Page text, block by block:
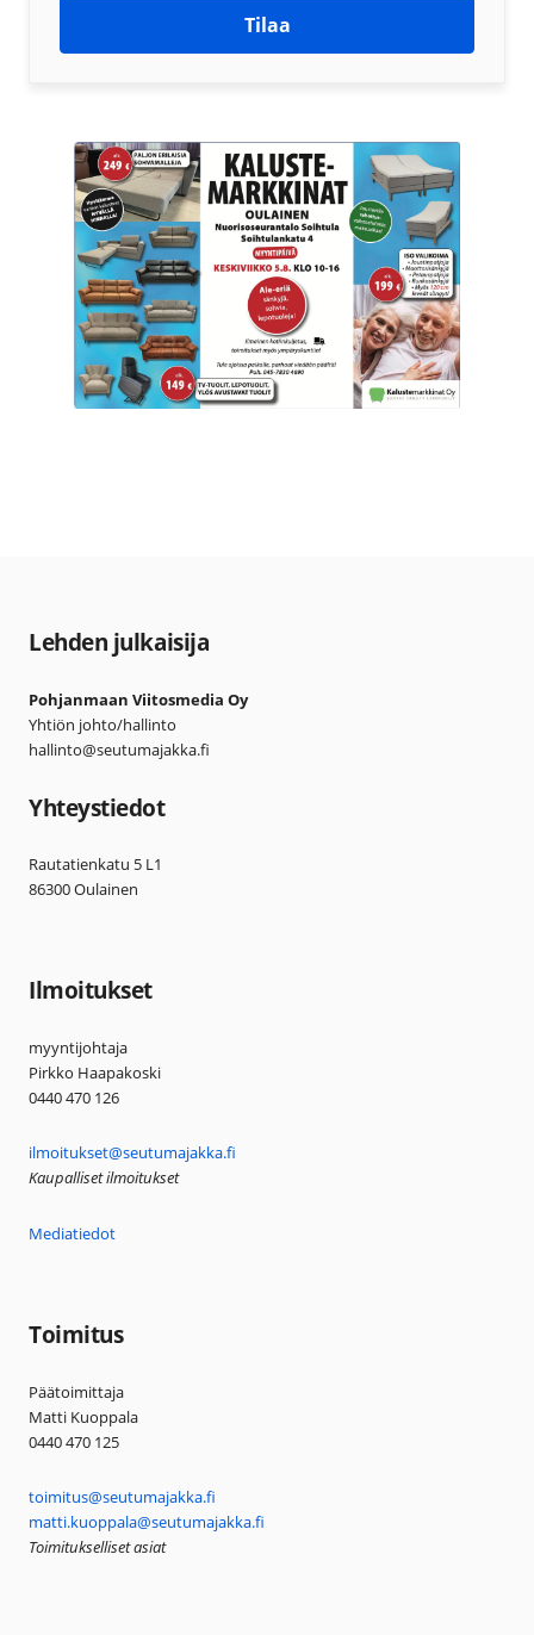
Tilaa
Lehden julkaisija
Pohjanmaan Viitosmedia Oy
Yhtiön johto/hallinto
hallinto@seutumajakka.fi
Yhteystiedot
Rautatienkatu 5 L1
86300 Oulainen
Ilmoitukset
myyntijohtaja
Pirkko Haapakoski
0440 470 126
ilmoitukset@seutumajakka.fi
Kaupalliset ilmoitukset
Mediatiedot
Toimitus
Päätoimittaja
Matti Kuoppala
0440 470 125
toimitus@seutumajakka.fi
matti.kuoppala@seutumajakka.fi
Toimitukselliset asiat